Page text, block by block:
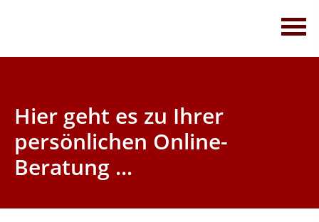
Hier geht es zu Ihrer
persönlichen Online-
Beratung ...